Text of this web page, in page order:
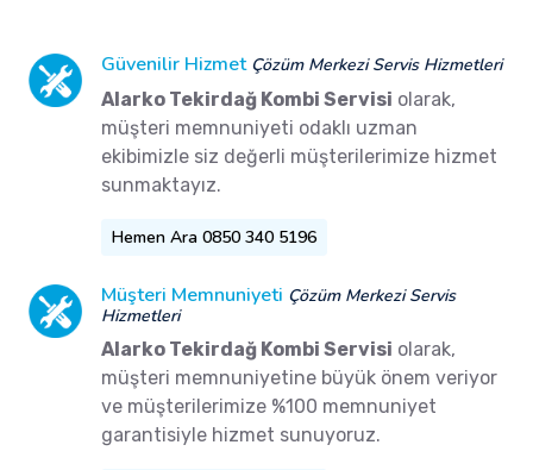
Güvenilir Hizmet Çözüm Merkezi Servis Hizmetleri
Alarko Tekirdağ Kombi Servisi olarak,
müşteri memnuniyeti odaklı uzman
ekibimizle siz değerli müşterilerimize hizmet
sunmaktayız.
Hemen Ara 0850 340 5196
Müşteri Memnuniyeti Çözüm Merkezi Servis
Hizmetleri
Alarko Tekirdağ Kombi Servisi olarak,
müşteri memnuniyetine büyük önem veriyor
ve müşterilerimize %100 memnuniyet
garantisiyle hizmet sunuyoruz.